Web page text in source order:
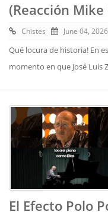
(Reacción Mike
Chistes June 04, 2026
Qué locura de historia! En
momento en que José Luis
El Efecto Polo